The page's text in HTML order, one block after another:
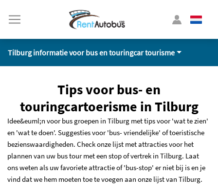
Tilburg informatie voor bus en touringcar tourisme
Tips voor bus- en
touringcartoerisme in Tilburg
Idee&euml;n voor bus groepen in Tilburg met tips voor 'wat te zien'
en 'wat te doen'. Suggesties voor 'bus- vriendelijke' of toeristische
bezienswaardigheden. Check onze lijst met attracties voor het
plannen van uw bus tour met een stop of vertrek in Tilburg. Laat
ons weten als uw favoriete attractie of 'bus-stop' er niet bij is en je
vind dat we hem moeten toe te voegen aan onze lijst van Tilburg.